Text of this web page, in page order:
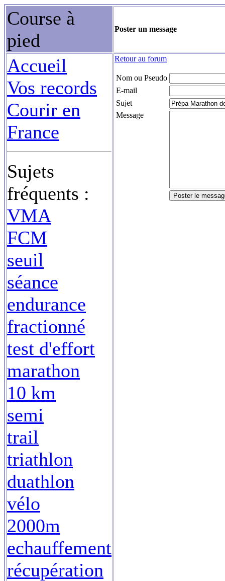
Course à
pied
Poster un message
Accueil
Vos records
Courir en
France
Sujets
fréquents :
VMA
FCM
seuil
séance
endurance
fractionné
test d'effort
marathon
10 km
semi
trail
triathlon
duathlon
vélo
2000m
echauffement
récupération
Retour au forum
Nom ou Pseudo
E-mail
Sujet
Message